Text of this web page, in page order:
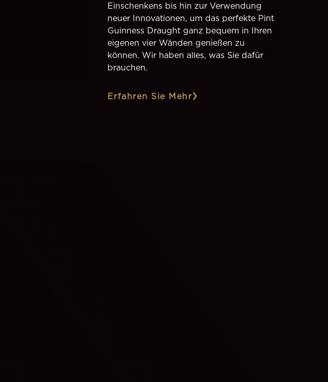
Einschenkens bis hin zur Verwendung
neuer Innovationen, um das perfekte Pint
Guinness Draught ganz bequem in Ihren
eigenen vier Wänden genießen zu
können. Wir haben alles, was Sie dafür
brauchen.
Erfahren Sie Mehr